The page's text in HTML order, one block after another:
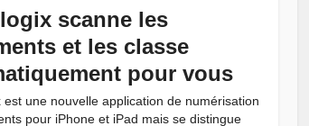
scanne les
et les classe
pour vous
est une nouvelle application de numérisation
pour iPhone et iPad mais se distingue